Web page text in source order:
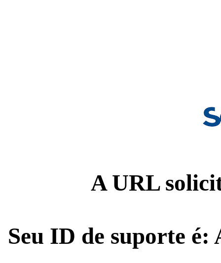
A URL
Seu ID de suporte é: